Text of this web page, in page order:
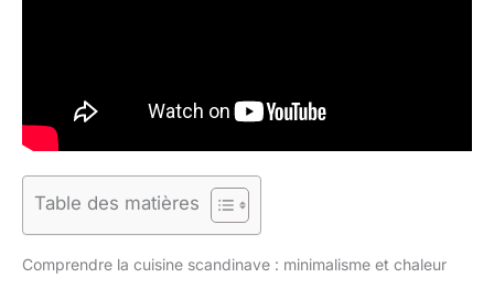
Table des matières
Comprendre la cuisine scandinave : minimalisme et chaleur